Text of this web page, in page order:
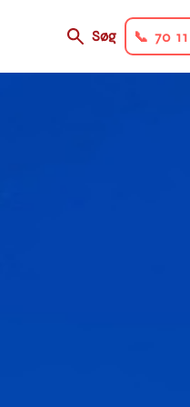
Søg 📞 70